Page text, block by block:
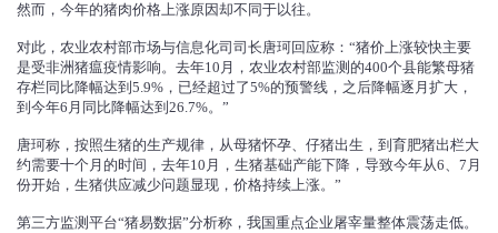
然而，今年的猪肉价格上涨原因却不同于以往。
对此，农业农村部市场与信息化司司长唐珂回应称：“猪价上涨较快主要
是受非洲猪瘟疫情影响。去年10月，农业农村部监测的400个县能繁母猪
存栏同比降幅达到5.9%，已经超过了5%的预警线，之后降幅逐月扩大，
到今年6月同比降幅达到26.7%。”
唐珂称，按照生猪的生产规律，从母猪怀孕、仔猪出生，到育肥猪出栏大
约需要十个月的时间，去年10月，生猪基础产能下降，导致今年从6、7月
份开始，生猪供应减少问题显现，价格持续上涨。”
第三方监测平台“猪易数据”分析称，我国重点企业屠宰量整体震荡走低。